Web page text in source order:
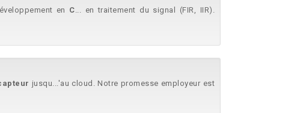
en C... en traitement du signal (FIR, IIR).
jusqu...'au cloud. Notre promesse employeur est